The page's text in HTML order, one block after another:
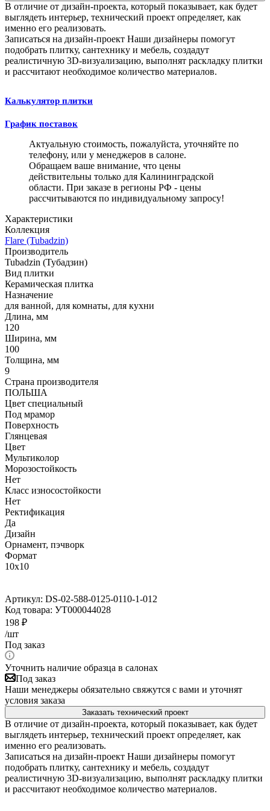
В отличие от дизайн-проекта, который показывает, как будет
выглядеть интерьер, технический проект определяет, как
именно его реализовать.
Записаться на дизайн-проект Наши дизайнеры помогут
подобрать плитку, сантехнику и мебель, создадут
реалистичную 3D-визуализацию, выполнят раскладку плитки
и рассчитают необходимое количество материалов.
Калькулятор плитки
График поставок
Актуальную стоимость, пожалуйста, уточняйте по
телефону, или у менеджеров в салоне.
Обращаем ваше внимание, что цены
действительны только для Калининградской
области. При заказе в регионы РФ - цены
рассчитываются по индивидуальному запросу!
Характеристики
Коллекция
Flare (Tubadzin)
Производитель
Tubadzin (Тубадзин)
Вид плитки
Керамическая плитка
Назначение
для ванной, для комнаты, для кухни
Длина, мм
120
Ширина, мм
100
Толщина, мм
9
Страна производителя
ПОЛЬША
Цвет специальный
Под мрамор
Поверхность
Глянцевая
Цвет
Мультиколор
Морозостойкость
Нет
Класс износостойкости
Нет
Ректификация
Да
Дизайн
Орнамент, пэчворк
Формат
10x10
Артикул: DS-02-588-0125-0110-1-012
Код товара: УТ000044028
198 ₽
/шт
Под заказ
Уточнить наличие образца в салонах
Под заказ
Наши менеджеры обязательно свяжутся с вами и уточнят
условия заказа
Заказать технический проект
В отличие от дизайн-проекта, который показывает, как будет
выглядеть интерьер, технический проект определяет, как
именно его реализовать.
Записаться на дизайн-проект Наши дизайнеры помогут
подобрать плитку, сантехнику и мебель, создадут
реалистичную 3D-визуализацию, выполнят раскладку плитки
и рассчитают необходимое количество материалов.